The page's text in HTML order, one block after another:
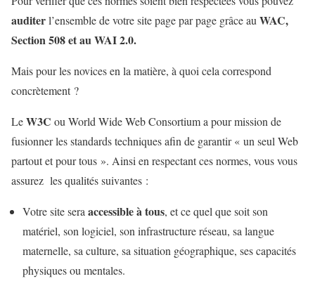
auditerl’ensemble de votre site page par page grâce auWAC,
Section 508 et au WAI 2.0.
Mais pour les novices en la matière, à quoi cela correspond
concrètement ?
LeW3C ou World Wide Web Consortium a pour mission de
fusionner les standards techniques afin de garantir « un seul Web
partout et pour tous ». Ainsi en respectant ces normes, vous vous
assurez les qualités suivantes :
Votre site seraaccessible à tous, et ce quel que soit son
matériel, son logiciel, son infrastructure réseau, sa langue
maternelle, sa culture, sa situation géographique, ses capacités
physiques ou mentales.